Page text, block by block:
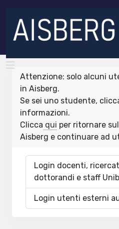
Attenzione: solo alcuni
in Aisberg.
Se sei uno studente,
informazioni.
Clicca qui per ritornare
Aisberg e continuare ad
Login docenti,
dottorandi e staff
Login utenti esterni